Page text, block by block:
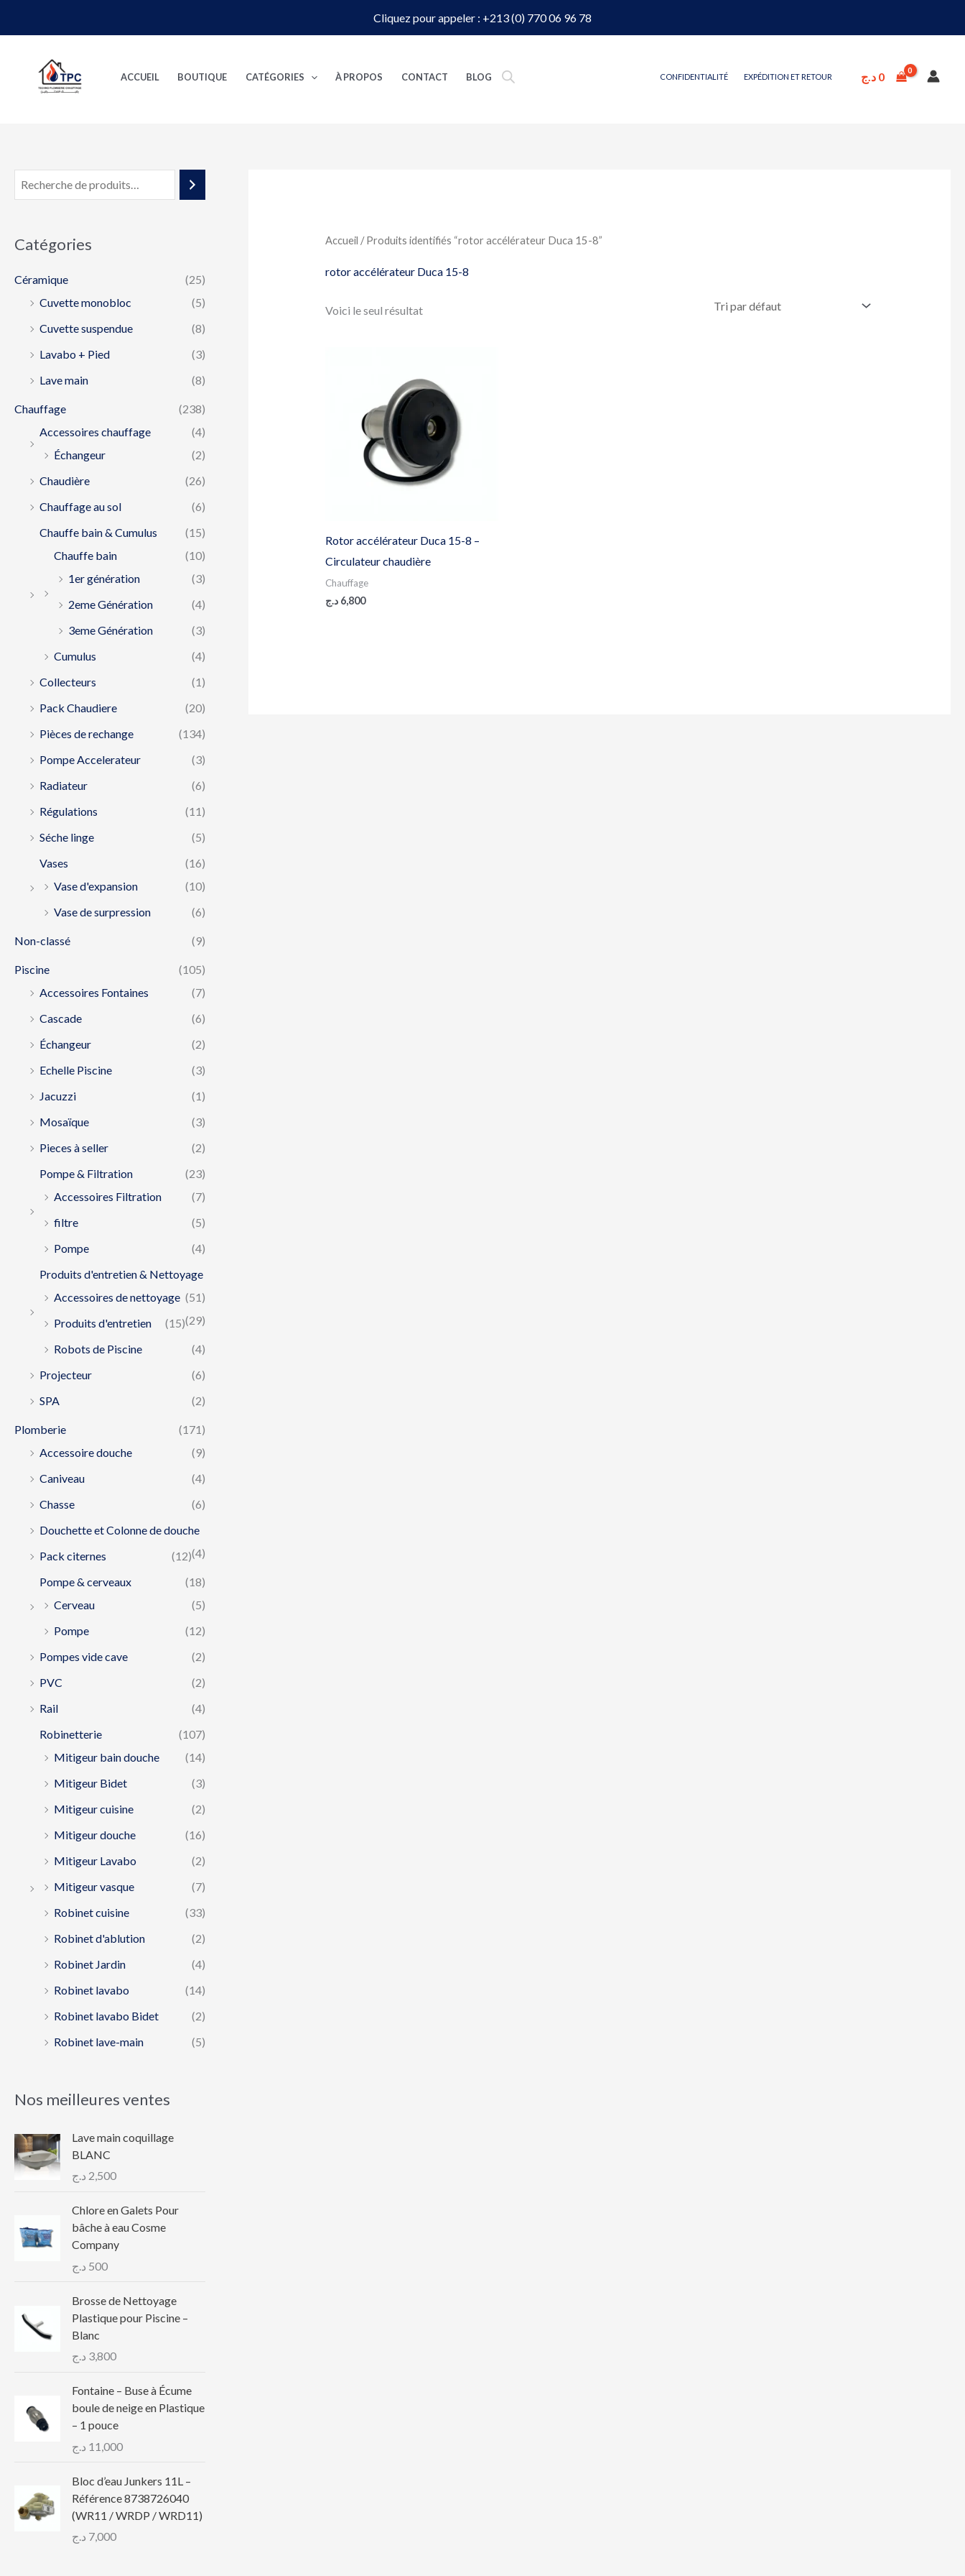
Cliquez pour appeler : +213 (0) 770 06 96 78
ACCUEIL BOUTIQUE CATÉGORIES À PROPOS CONTACT BLOG CONFIDENTIALITÉ EXPÉDITION ET RETOUR 0 د.ج
Catégories
Céramique
(25)
Cuvette monobloc
(5)
Cuvette suspendue
(8)
Lavabo + Pied
(3)
Lave main
(8)
Chauffage
(238)
Accessoires chauffage
(4)
Échangeur
(2)
Chaudière
(26)
Chauffage au sol
(6)
Chauffe bain & Cumulus
(15)
Chauffe bain
(10)
1er génération
(3)
2eme Génération
(4)
3eme Génération
(3)
Cumulus
(4)
Collecteurs
(1)
Pack Chaudiere
(20)
Pièces de rechange
(134)
Pompe Accelerateur
(3)
Radiateur
(6)
Régulations
(11)
Séche linge
(5)
Vases
(16)
Vase d'expansion
(10)
Vase de surpression
(6)
Non-classé (9)
Piscine
(105)
Accessoires Fontaines
(7)
Cascade
(6)
Échangeur
(2)
Echelle Piscine
(3)
Jacuzzi
(1)
Mosaïque
(3)
Pieces à seller
(2)
Pompe & Filtration
(23)
Accessoires Filtration
(7)
filtre
(5)
Pompe
(4)
Produits d'entretien & Nettoyage
(51)
Accessoires de nettoyage
(29)
Produits d'entretien
(15)
Robots de Piscine
(4)
Projecteur
(6)
SPA
(2)
Plomberie
(171)
Accessoire douche
(9)
Caniveau
(4)
Chasse
(6)
Douchette et Colonne de douche
(4)
Pack citernes
(12)
Pompe & cerveaux
(18)
Cerveau
(5)
Pompe
(12)
Pompes vide cave
(2)
PVC
(2)
Rail
(4)
Robinetterie
(107)
Mitigeur bain douche
(14)
Mitigeur Bidet
(3)
Mitigeur cuisine
(2)
Mitigeur douche
(16)
Mitigeur Lavabo
(2)
Mitigeur vasque
(7)
Robinet cuisine
(33)
Robinet d'ablution
(2)
Robinet Jardin
(4)
Robinet lavabo
(14)
Robinet lavabo Bidet
(2)
Robinet lave-main
(5)
Nos meilleures ventes
Lave main coquillage
BLANC
2,500 د.ج
Chlore en Galets Pour
bâche à eau Cosme
Company
500 د.ج
Brosse de Nettoyage
Plastique pour Piscine –
Blanc
3,800 د.ج
Fontaine – Buse à Écume
boule de neige en Plastique
– 1 pouce
11,000 د.ج
Bloc d’eau Junkers 11L –
Référence 8738726040
(WR11 / WRDP / WRD11)
7,000 د.ج
Accueil / Produits identifiés “rotor accélérateur Duca 15-8”
rotor accélérateur Duca 15-8
Voici le seul résultat
Rotor accélérateur Duca 15-8 –
Circulateur chaudière
Chauffage
6,800 د.ج